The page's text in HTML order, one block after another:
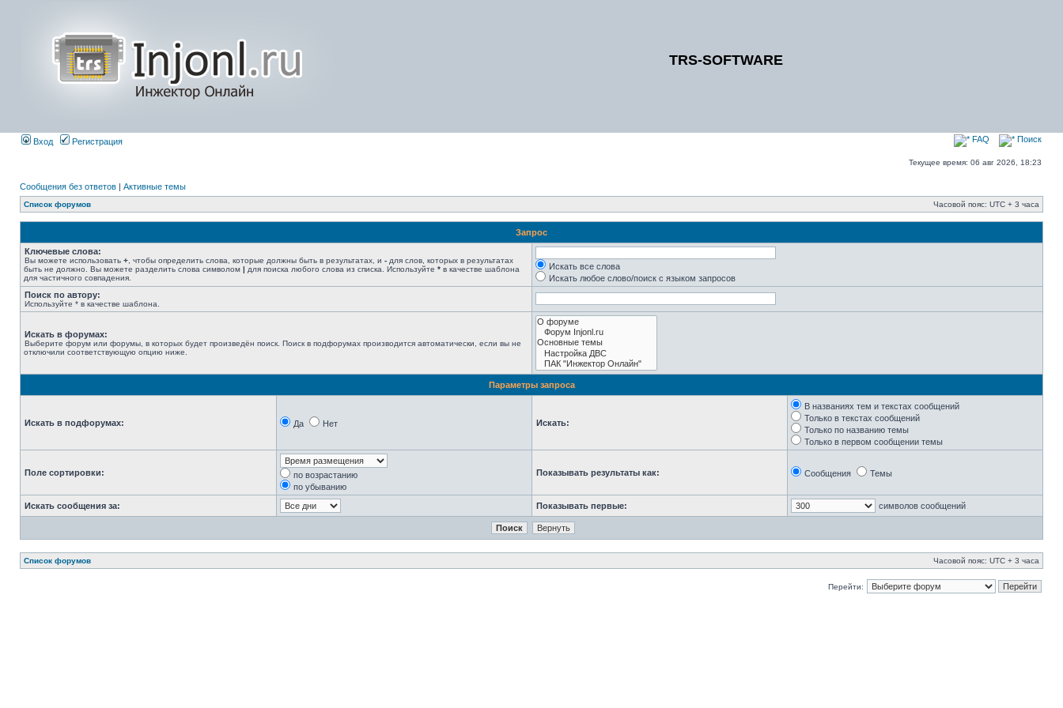
TRS-SOFTWARE
Вход Регистрация FAQ Поиск
Текущее время: 06 авг 2026, 18:23
Сообщения без ответов | Активные темы
Список форумов Часовой пояс: UTC + 3 часа
Запрос
Ключевые слова:
Вы можете использовать + , чтобы определить слова, которые должны быть в результатах, и - для слов, которых в результатах
быть не должно. Вы можете разделить слова символом | для поиска любого слова из списка. Используйте * в качестве шаблона
для частичного совпадения.
Искать все слова
Искать любое слово/поиск с языком запросов
Поиск по автору:
Используйте * в качестве шаблона.
Искать в форумах:
Выберите форум или форумы, в которых будет произведён поиск. Поиск в подфорумах производится автоматически, если вы не
отключили соответствующую опцию ниже.
Параметры запроса
Искать в подфорумах: Да Нет Искать:
В названиях тем и текстах сообщений
Только в текстах сообщений
Только по названию темы
Только в первом сообщении темы
Поле сортировки:
по возрастанию
по убыванию
Показывать результаты как: Сообщения Темы
Искать сообщения за: Показывать первые: символов сообщений
Список форумов Часовой пояс: UTC + 3 часа
Перейти: